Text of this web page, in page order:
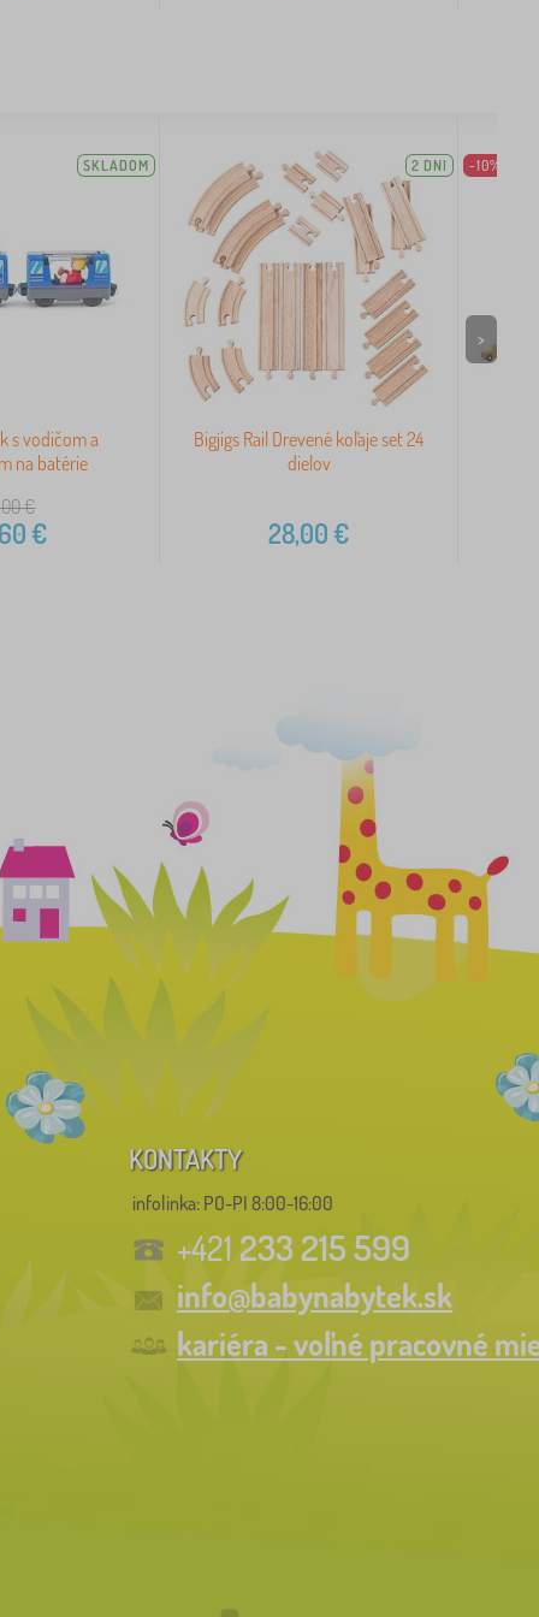
SKLADOM
s vodičom a
na batérie
€
€
2 DNI
Bigjigs Rail Drevené koľaje set 24
dielov
28,00€
-10%
>
KONTAKTY
infolinka: PO-PI 8:00-16:00
+421 233 215 599
info@babynabytek.sk
kariéra - voľné pracovné